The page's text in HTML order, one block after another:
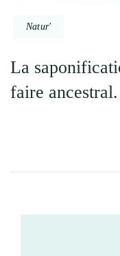
Natur'
La
faire ancestral.